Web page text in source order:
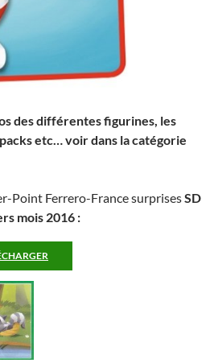
des différentes figurines, les
etc… voir dans la catégorie
Point Ferrero-France surprisesSD
mois 2016 :